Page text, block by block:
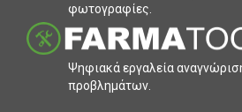
φωτογραφίες.
Ψηφιακά εργαλεία
προβληµάτων.